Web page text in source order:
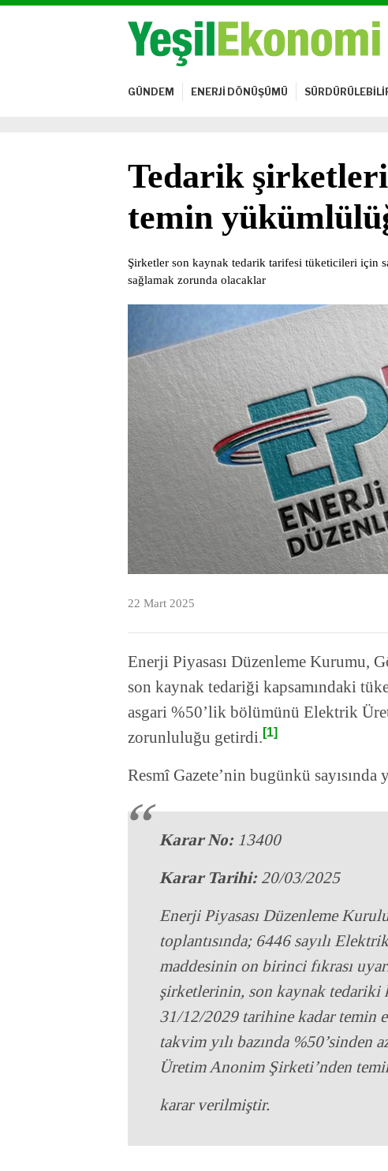
GÜNDEM ENERJİ DÖNÜŞÜMÜ
Tedarik
temin
Şirketler son kaynak tedarik tarifesi tüketicileri için
sağlamak zorunda olacaklar
22 Mart 2025
Enerji Piyasası Düzenleme Kurumu,
son kaynak tedariği kapsamındaki
asgari %50’lik bölümünü Elektrik
zorunluluğu getirdi. [1]
Resmî Gazete’nin bugünkü
Karar No:13400
Karar Tarihi:20/03/2025
Enerji Piyasası Düzenleme
toplantısında; 6446 sayılı
maddesinin on birinci fıkrası
şirketlerinin, son kaynak tedariki
31/12/2029 tarihine kadar temin
takvim yılı bazında %50’sinden
Üretim Anonim Şirketi’nden
karar verilmiştir.